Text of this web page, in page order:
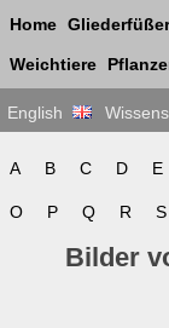
Home Gliederfüßer
Weichtiere
English
A B C D E
O P Q R S
Bilder